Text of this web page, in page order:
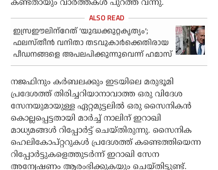
കണ്ടതായും വാര്‍ത്തകള്‍ പുറത്ത് വന്നു.
ഇസ്രഈലിന്‌റേത് ‘യുദ്ധക്കുറ്റകൃത്യം’;
ഫലസ്തീന്‍ വനിതാ തടവുകാര്‍ക്കെതിരായ
പീഡനങ്ങളെ അപലപിക്കുന്നുവെന്ന് ഹമാസ്
നജഫിനും കര്‍ബലക്കും ഇടയിലെ മരുഭൂമി
പ്രദേശത്ത് തിരിച്ചറിയാനാവാത്ത ഒരു വിദേശ
സേനയുമായുള്ള ഏറ്റമുട്ടലില്‍ ഒരു സൈനികന്‍
കൊല്ലപ്പെട്ടതായി മാര്‍ച്ച് നാലിന് ഇറാഖി
മാധ്യമങ്ങള്‍ റിപ്പോര്‍ട്ട് ചെയ്തിരുന്നു. സൈനിക
ഹെലികോപ്റ്ററുകള്‍ പ്രദേശത്ത് കണ്ടെത്തിയെന്ന
റിപ്പോര്‍ട്ടുകളെത്തുടര്‍ന്ന് ഇറാഖി സേന
അന്വേഷണം ആരംഭിക്കുകയും ചെയ്തിട്ടുണ്ട്.